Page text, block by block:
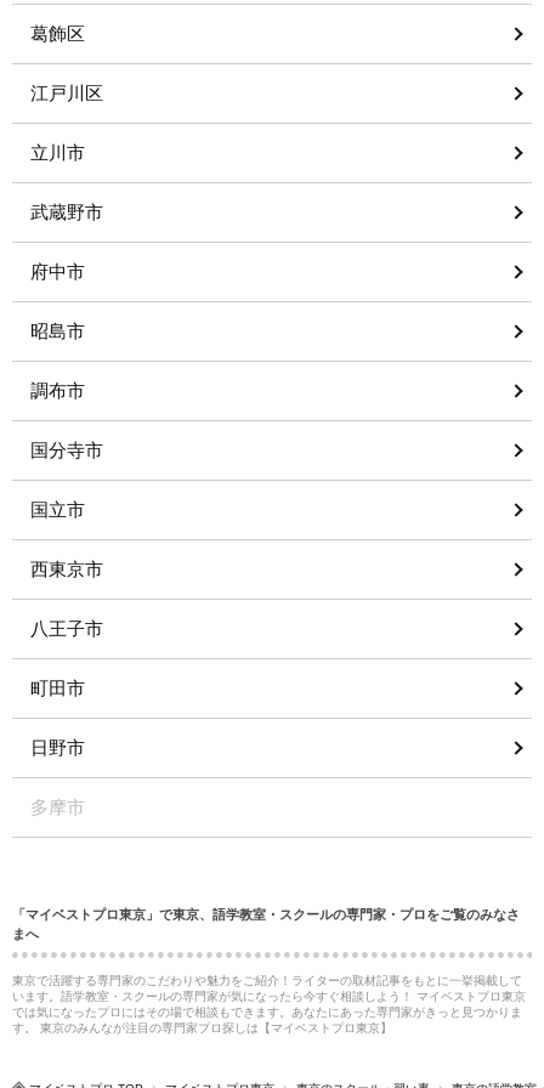
葛飾区
江戸川区
立川市
武蔵野市
府中市
昭島市
調布市
国分寺市
国立市
西東京市
八王子市
町田市
日野市
多摩市
「マイベストプロ東京」で東京、語学教室・スクールの専門家・プロをご覧のみなさ
まへ
東京で活躍する専門家のこだわりや魅力をご紹介！ライターの取材記事をもとに一挙掲載して
います。語学教室・スクールの専門家が気になったら今すぐ相談しよう！ マイベストプロ東京
では気になったプロにはその場で相談もできます。あなたにあった専門家がきっと見つかりま
す。 東京のみんなが注目の専門家プロ探しは【マイベストプロ東京】